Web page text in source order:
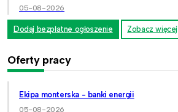
05-08-2026
Dodaj bezpłatne ogłoszenie Zobacz więcej
Oferty pracy
Ekipa monterska - banki energii
05-08-2026